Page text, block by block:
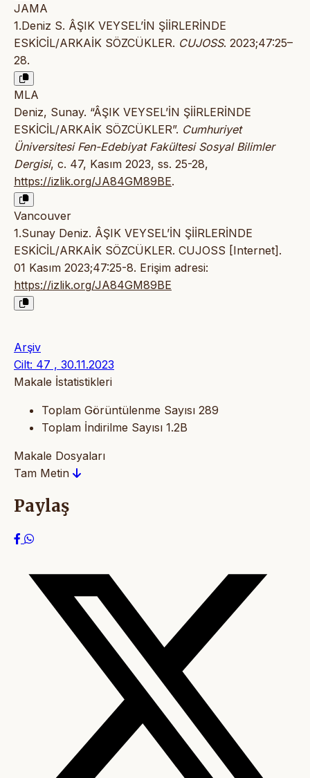
JAMA
1.Deniz S. ÂŞIK VEYSEL’İN ŞİİRLERİNDE
ESKİCİL/ARKAİK SÖZCÜKLER. CUJOSS. 2023;47:25–
28.
MLA
Deniz, Sunay. “ÂŞIK VEYSEL’İN ŞİİRLERİNDE
ESKİCİL/ARKAİK SÖZCÜKLER”. Cumhuriyet
Üniversitesi Fen-Edebiyat Fakültesi Sosyal Bilimler
Dergisi, c. 47, Kasım 2023, ss. 25-28,
https://izlik.org/JA84GM89BE.
Vancouver
1.Sunay Deniz. ÂŞIK VEYSEL’İN ŞİİRLERİNDE
ESKİCİL/ARKAİK SÖZCÜKLER. CUJOSS [Internet].
01 Kasım 2023;47:25-8. Erişim adresi:
https://izlik.org/JA84GM89BE
Arşiv
Cilt: 47 , 30.11.2023
Makale İstatistikleri
Toplam Görüntülenme Sayısı 289
Toplam İndirilme Sayısı 1.2B
Makale Dosyaları
Tam Metin
Paylaş